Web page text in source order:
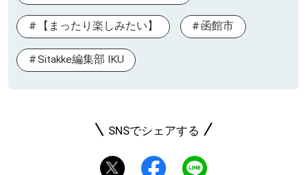
【まったり楽しみたい】 函館市
Sitakke編集部 IKU
SNSでシェアする